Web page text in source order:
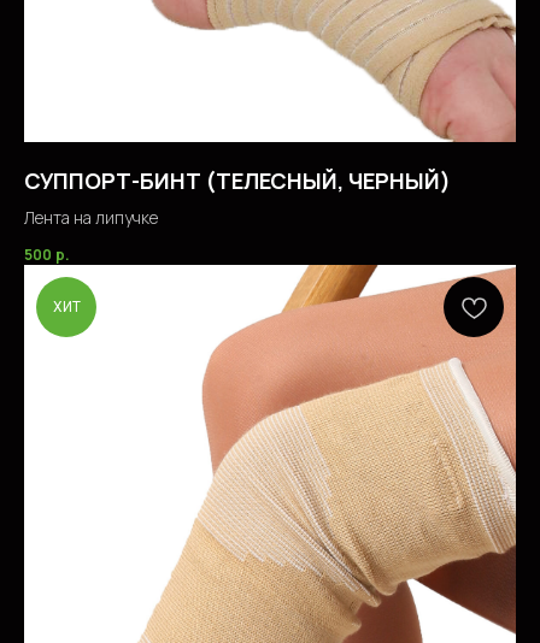
СУППОРТ-БИНТ (ТЕЛЕСНЫЙ, ЧЕРНЫЙ)
Лента на липучке
500 р.
ХИТ